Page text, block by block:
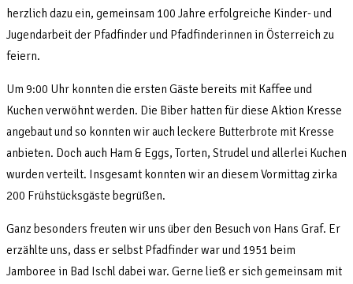
herzlich dazu ein, gemeinsam 100 Jahre erfolgreiche Kinder- und
Jugendarbeit der Pfadfinder und Pfadfinderinnen in Österreich zu
feiern.
Um 9:00 Uhr konnten die ersten Gäste bereits mit Kaffee und
Kuchen verwöhnt werden. Die Biber hatten für diese Aktion Kresse
angebaut und so konnten wir auch leckere Butterbrote mit Kresse
anbieten. Doch auch Ham & Eggs, Torten, Strudel und allerlei Kuchen
wurden verteilt. Insgesamt konnten wir an diesem Vormittag zirka
200 Frühstücksgäste begrüßen.
Ganz besonders freuten wir uns über den Besuch von Hans Graf. Er
erzählte uns, dass er selbst Pfadfinder war und 1951 beim
Jamboree in Bad Ischl dabei war. Gerne ließ er sich gemeinsam mit